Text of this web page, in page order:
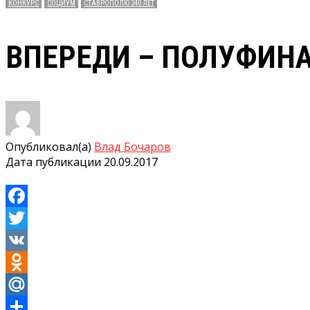
КОНКУРС СОЦИУМ СТАВРОПОЛЮ 240 ЛЕТ
ВПЕРЕДИ –
Опубликовал(а) Влад Бочаров
Дата публикации 20.09.2017
Facebook
Twitter
VK
Odnoklassniki
Mail.Ru